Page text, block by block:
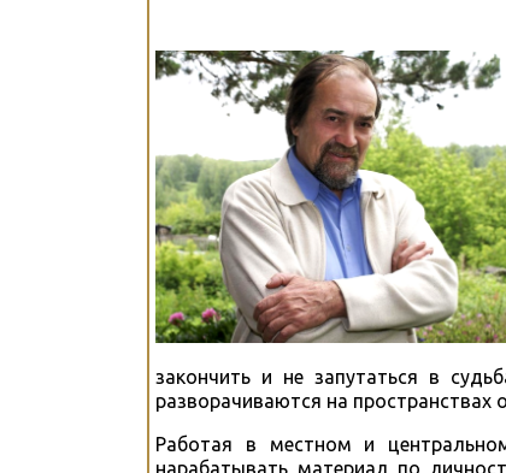
закончить и не запутаться в
разворачиваются на пространствах
Работая в местном и